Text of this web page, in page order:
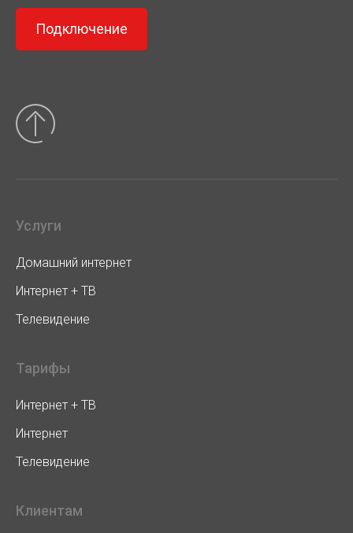
Подключение
Услуги
Домашний интернет
Интернет + ТВ
Телевидение
Тарифы
Интернет + ТВ
Интернет
Телевидение
Клиентам